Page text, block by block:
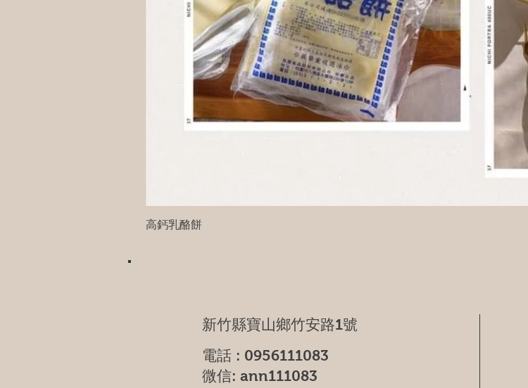
高鈣乳酪餅
新竹縣寶山鄉竹安路1號
電話 : 0956111083
微信: ann111083